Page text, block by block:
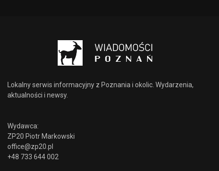
Lokalny serwis informacyjny z Poznania i okolic. Wydarzenia,
aktualności i newsy.
Wydawca:
ZP20 Piotr Markowski
office@zp20.pl
+48 733 644 002